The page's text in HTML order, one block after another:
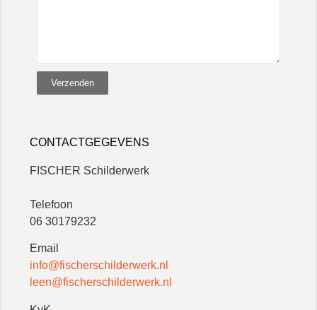
Verzenden
CONTACTGEGEVENS
FISCHER Schilderwerk
Telefoon
06 30179232
Email
info@fischerschilderwerk.nl
leen@fischerschilderwerk.nl